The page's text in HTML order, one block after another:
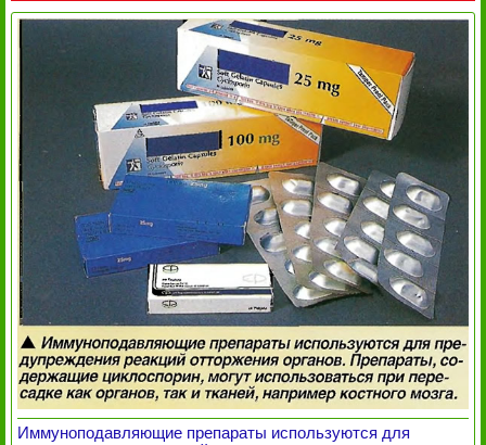
Иммуноподавляющие препараты используются для